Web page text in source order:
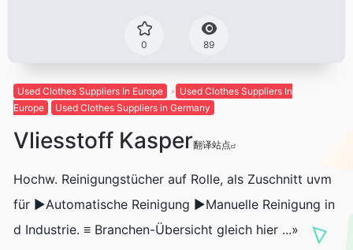
0 89
Used Clothes Suppliers In Europe
Used Clothes Suppliers In
Europe
Used Clothes Suppliers in Germany
Vliesstoff Kasper翻译站点
Hochw. Reinigungstücher auf Rolle, als Zuschnitt uvm
für ►Automatische Reinigung ►Manuelle Reinigung in
d Industrie. ≡ Branchen-Übersicht gleich hier ...»